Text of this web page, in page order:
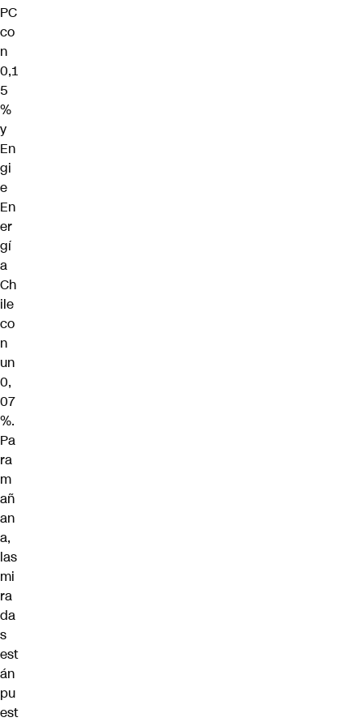
PC
co
n
0,1
5
%
y
En
gi
e
En
er
gí
a
Ch
ile
co
n
un
0,
07
%.
Pa
ra
m
añ
an
a,
las
mi
ra
da
s
est
án
pu
est